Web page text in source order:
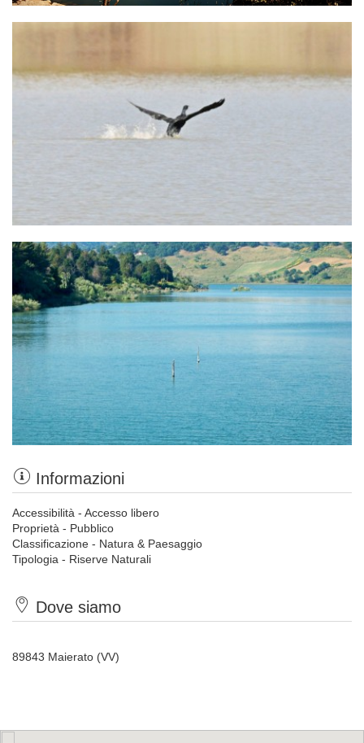
Informazioni
Accessibilità - Accesso libero
Proprietà - Pubblico
Classificazione - Natura & Paesaggio
Tipologia - Riserve Naturali
Dove siamo
89843 Maierato (VV)